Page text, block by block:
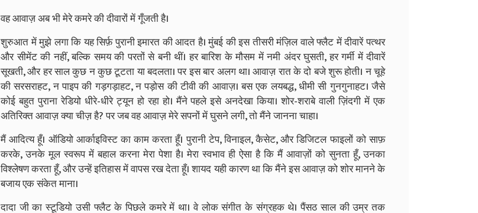
वह आवाज़ अब भी मेरे कमरे की दीवारों में गूँजती है।
शुरुआत में मुझे लगा कि यह सिर्फ़ पुरानी इमारत की आदत है। मुंबई की इस तीसरी मंज़िल वाले फ्लैट में दीवारें पत्थर
और सीमेंट की नहीं, बल्कि समय की परतों से बनी थीं। हर बारिश के मौसम में नमी अंदर घुसती, हर गर्मी में दीवारें
सूखती, और हर साल कुछ न कुछ टूटता या बदलता। पर इस बार अलग था। आवाज़ रात के दो बजे शुरू होती। न चूहे
की सरसराहट, न पाइप की गड़गड़ाहट, न पड़ोस की टीवी की आवाज़। बस एक लयबद्ध, धीमी सी गुनगुनाहट। जैसे
कोई बहुत पुराना रेडियो धीरे-धीरे ट्यून हो रहा हो। मैंने पहले इसे अनदेखा किया। शोर-शराबे वाली ज़िंदगी में एक
अतिरिक्त आवाज़ क्या चीज़ है? पर जब वह आवाज़ मेरे सपनों में घुसने लगी, तो मैंने जानना चाहा।
मैं आदित्य हूँ। ऑडियो आर्काइविस्ट का काम करता हूँ। पुरानी टेप, विनाइल, कैसेट, और डिजिटल फाइलों को साफ़
करके, उनके मूल स्वरूप में बहाल करना मेरा पेशा है। मेरा स्वभाव ही ऐसा है कि मैं आवाज़ों को सुनता हूँ, उनका
विश्लेषण करता हूँ, और उन्हें इतिहास में वापस रख देता हूँ। शायद यही कारण था कि मैंने इस आवाज़ को शोर मानने के
बजाय एक संकेत माना।
दादा जी का स्टूडियो उसी फ्लैट के पिछले कमरे में था। वे लोक संगीत के संग्रहक थे। पैंसठ साल की उम्र तक